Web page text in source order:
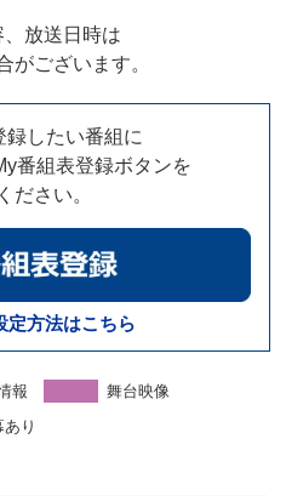
放送日時は
がございます。
録したい番組に
番組表登録ボタンを
ださい。
方法はこちら
報
舞台映像
り